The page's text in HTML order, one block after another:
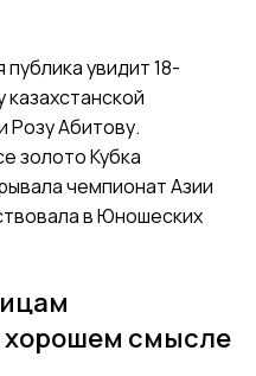
увидит 18-
Розу Абитову.
золото Кубка
чемпионат Азии
в Юношеских
смысле